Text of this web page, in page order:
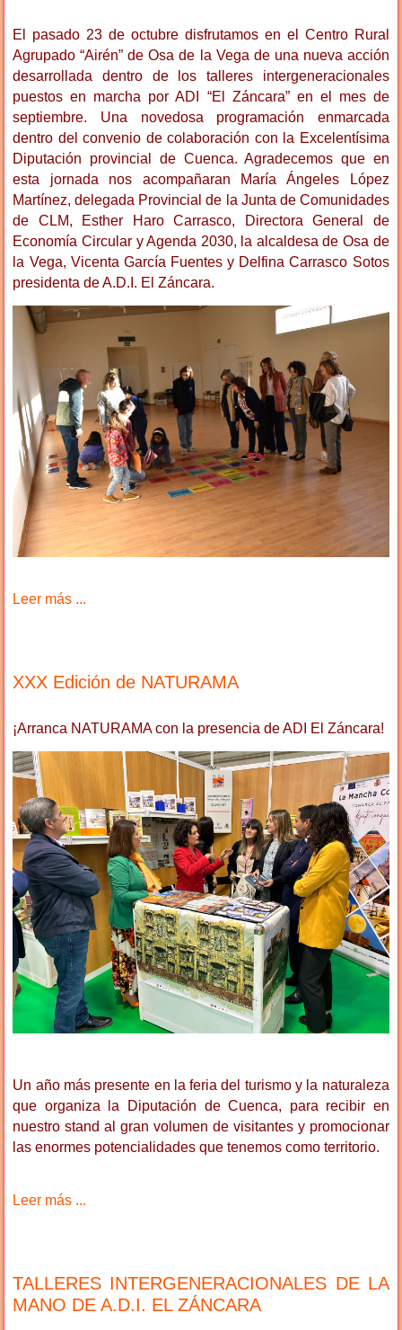
El pasado 23 de octubre disfrutamos en el Centro Rural
Agrupado “Airén” de Osa de la Vega de una nueva acción
desarrollada dentro de los talleres intergeneracionales
puestos en marcha por ADI “El Záncara” en el mes de
septiembre. Una novedosa programación enmarcada
dentro del convenio de colaboración con la Excelentísima
Diputación provincial de Cuenca. Agradecemos que en
esta jornada nos acompañaran María Ángeles López
Martínez, delegada Provincial de la Junta de Comunidades
de CLM, Esther Haro Carrasco, Directora General de
Economía Circular y Agenda 2030, la alcaldesa de Osa de
la Vega, Vicenta García Fuentes y Delfina Carrasco Sotos
presidenta de A.D.I. El Záncara.
Leer más ...
XXX Edición de NATURAMA
¡Arranca NATURAMA con la presencia de ADI El Záncara!
Un año más presente en la feria del turismo y la naturaleza
que organiza la Diputación de Cuenca, para recibir en
nuestro stand al gran volumen de visitantes y promocionar
las enormes potencialidades que tenemos como territorio.
Leer más ...
TALLERES INTERGENERACIONALES DE LA
MANO DE A.D.I. EL ZÁNCARA